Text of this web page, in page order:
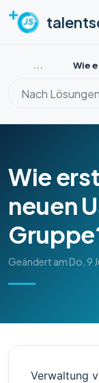
... Wie
Wie
neuen
Geändert am Do, 9
Verwaltung